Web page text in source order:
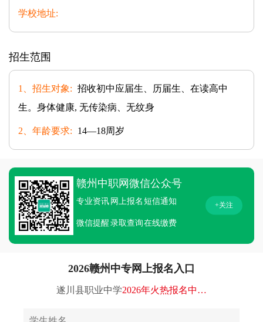
学校地址:
招生范围
1、招生对象: 招收初中应届生、历届生、在读高中
生。身体健康, 无传染病、无纹身
2、年龄要求: 14—18周岁
赣州中职网微信公众号
专业资讯 网上报名 短信通知
微信提醒 录取查询在线缴费
+关注
2026赣州中专网上报名入口
遂川县职业中学2026年火热报名中…